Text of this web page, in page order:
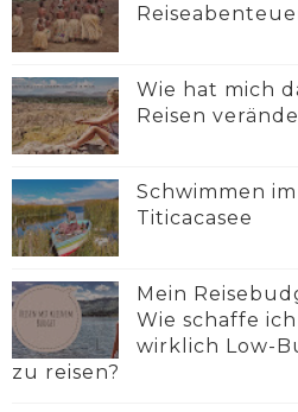
Wie hat mich
Reisen
Schwimmen im
Titicacasee
Mein
Wie schaffe ich
wirklich Low-
zu reisen?